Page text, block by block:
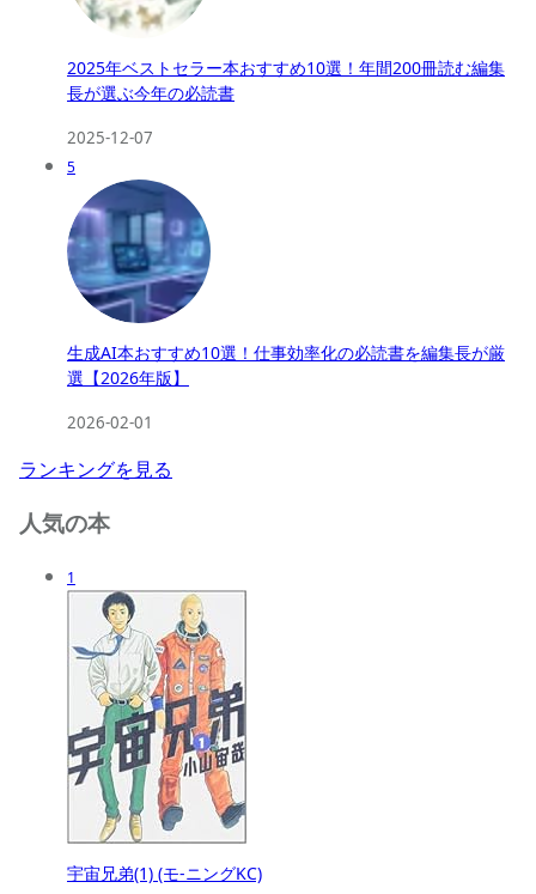
2025年ベストセラー本おすすめ10選！年間200冊読む編集
長が選ぶ今年の必読書
2025-12-07
5
生成AI本おすすめ10選！仕事効率化の必読書を編集長が厳
選【2026年版】
2026-02-01
ランキングを見る
人気の本
1
宇宙兄弟(1) (モ-ニングKC)